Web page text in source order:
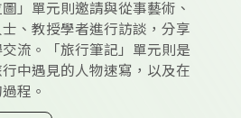
」單元則邀請與從事藝術、
、教授學者進行訪談，分享
流。「旅行筆記」單元則是
中遇見的人物速寫，以及在
程。